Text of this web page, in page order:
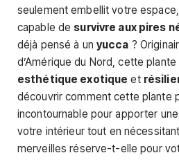
seulement embellit votre
capable de survivre aux pires
déjà pensé à un yucca ?
d’Amérique du Nord, cette
esthétique exotique et
découvrir comment cette plante
incontournable pour apporter
votre intérieur tout en
merveilles réserve-t-elle pour